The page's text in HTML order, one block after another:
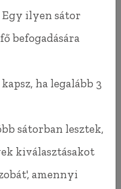
Egy ilyen sátor
befogadására
ha legalább 3
sátorban lesztek,
kiválasztásakot
amennyi